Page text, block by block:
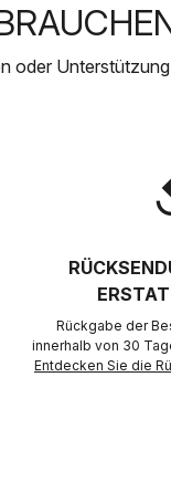
oder
Rückgabe der
innerhalb von 30
Entdecken Sie die